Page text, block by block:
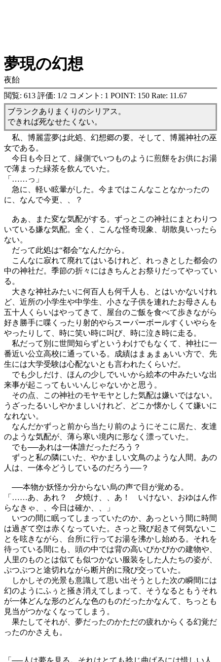
夢現の幻想
夜飴
閲覧: 613 評価: 1/2 コメント: 1 POINT: 150 Rate: 11.67
ブランクありまくりのシリアス。
できれば死なせたくない。
私、博麗霊夢は此処、幻想郷の要。そして、博麗神社の巫
女である。
今日も今日とて、縁側でいつものように煎餅をお供にお湯
で薄まった緑茶を飲んでいた。
「……っ」
急に、軽い眩暈がした。今まではこんなことなかったの
に、なんで今更、、？
あぁ、また変な気配がする。ずっとこの神社にまとわりつ
いている嫌な気配。全く、こんな怪奇現象、胡散臭いったら
ない。
だって此処は“都会”なんだから。
こんなに寂れて廃れてはいるけれど、れっきとした都会の
中の神社だ。季節の折々にはきちんとお祭りだってやってい
る。
大きな神社みたいに何百人も何千人も、とはいかないけれ
ど、近所の小学生や中学生、小さな子供を連れたお母さんも
五十人くらいはやってきて、屋台のご飯を食べて歩きながら
好き勝手に喋くったり射的やらスーパーボールすくいやらを
やったりして、時に笑い時に叫び、時に泣き時に走る。
私だって別に世間知らずというわけでもなくて、神社に一
番近い公立高校に通っている。成績はまぁまぁいい方で、先
生には大学受験は心配ないとも言われたくらいだ。
でも少しだけ、ほんの少しでいいから絵本の中みたいな出
来事が起こってもいいんじゃないかと思う。
その点、この神社のモヤモヤとした気配は嫌いではない。
うざったるいしやかましいけれど、どこか懐かしくて嫌いに
なれない。
なんだかずっと前から当たり前のようにそこに居た、友達
のような気配が、薄ら寒い境内に形なく漂っていた。
でも──あれは一体誰だっただろう？
ずっと私の隣にいた、やかましい文鳥のような人間。あの
人は、一体今どうしているのだろう──？
──本物か妖怪か分からない烏の声で目が覚める。
「……あ、あれ？ 夕焼け、、あ！ いけない、おゆはん作
らなきゃ、、今日は確か、、」
いつの間に眠ってしまっていたのか、あっという間に時間
は過ぎて空は赤くなっていた。さっと飛び起きて何気ないこ
とを呟きながら、台所に行ってお湯を沸かし始める。それを
待っている間にも、頭の中では背の高いぴかぴかの建物や、
人里のものとは似ても似つかない服装をした人たちの姿が、
ぷつぷつと途切れながら断片的に飛び交っていた。
しかしその光景も意識して思い出そうとした次の瞬間には
幻のようにふぅと掻き消えてしまって、そうなるともうそれ
が一体どんな形のどんな色のものだったかなんて、ちっとも
見当がつかなくなってしまう。
果たしてそれが、夢だったのかただの疲れからくる幻覚だ
ったのかさえも。
「──人は夢を見る。それはとても捻じ曲げるには惜しい人